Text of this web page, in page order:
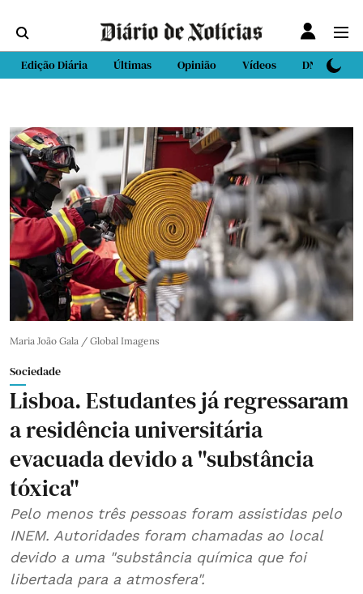
Edição Diária Últimas Opinião Vídeos DN Sport
Maria João Gala / Global Imagens
Sociedade
Lisboa. Estudantes já regressaram
a residência universitária
evacuada devido a "substância
tóxica"
Pelo menos três pessoas foram assistidas pelo
INEM. Autoridades foram chamadas ao local
devido a uma "substância química que foi
libertada para a atmosfera".